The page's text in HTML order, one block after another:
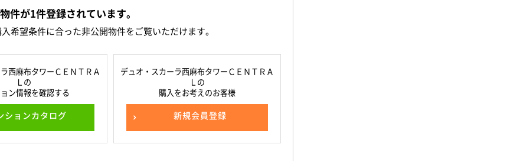
件が1件登録されています。
希望条件に合った非公開物件をご覧いただけます。
西麻布タワーＣＥＮＴＲＡ
Ｌの
ン情報を確認する
ションカタログ
デュオ・スカーラ西麻布タワーＣＥＮＴＲＡ
Ｌの
購入をお考えのお客様
新規会員登録